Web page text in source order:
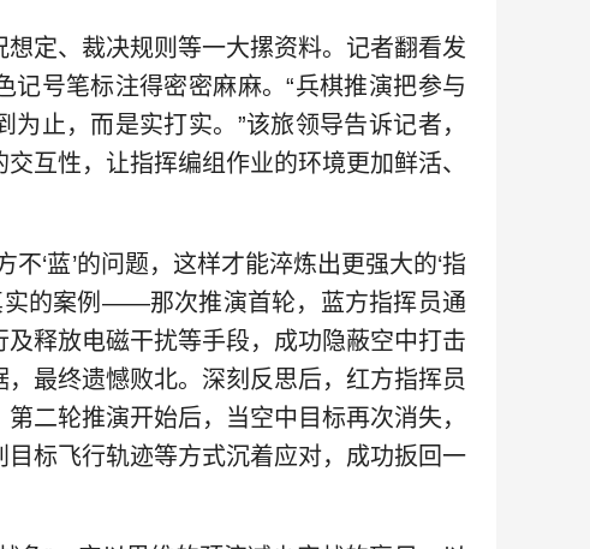
定、裁决规则等一大摞资料。记者翻看发
记号笔标注得密密麻麻。“兵棋推演把参与
止，而是实打实。”该旅领导告诉记者，
互性，让指挥编组作业的环境更加鲜活、
‘蓝’的问题，这样才能淬炼出更强大的‘指
实的案例——那次推演首轮，蓝方指挥员通
释放电磁干扰等手段，成功隐蔽空中打击
最终遗憾败北。深刻反思后，红方指挥员
二轮推演开始后，当空中目标再次消失，
标飞行轨迹等方式沉着应对，成功扳回一